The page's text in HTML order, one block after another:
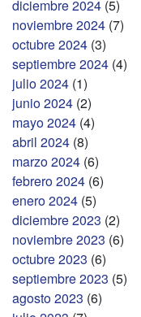
diciembre 2024 (5)
noviembre 2024 (7)
octubre 2024 (3)
septiembre 2024 (4)
julio 2024 (1)
junio 2024 (2)
mayo 2024 (4)
abril 2024 (8)
marzo 2024 (6)
febrero 2024 (6)
enero 2024 (5)
diciembre 2023 (2)
noviembre 2023 (6)
octubre 2023 (6)
septiembre 2023 (5)
agosto 2023 (6)